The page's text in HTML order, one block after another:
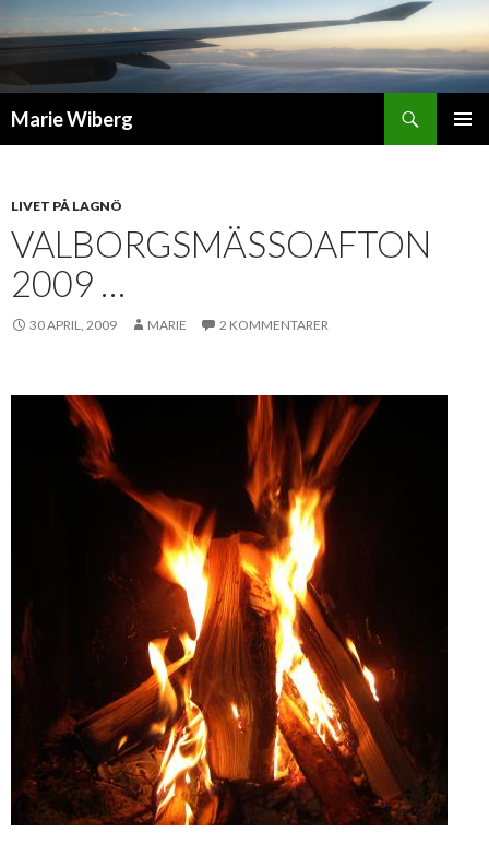
Marie Wiberg
LIVET PÅ LAGNÖ
VALBORGSMÄSSOAFTON
2009 …
30 APRIL, 2009 MARIE 2 KOMMENTARER